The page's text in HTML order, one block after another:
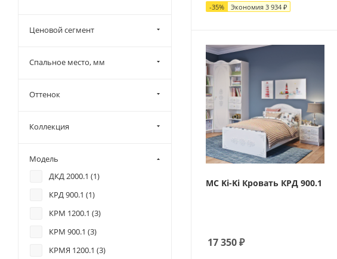
-35% Экономия 3 934 ₽
МС Ki-Ki Кровать КРД 900.1
17 350₽
Ценовой сегмент
Спальное место, мм
Оттенок
Коллекция
Модель
ДКД 2000.1 (1)
КРД 900.1 (1)
КРМ 1200.1 (3)
КРМ 900.1 (3)
КРМЯ 1200.1 (3)